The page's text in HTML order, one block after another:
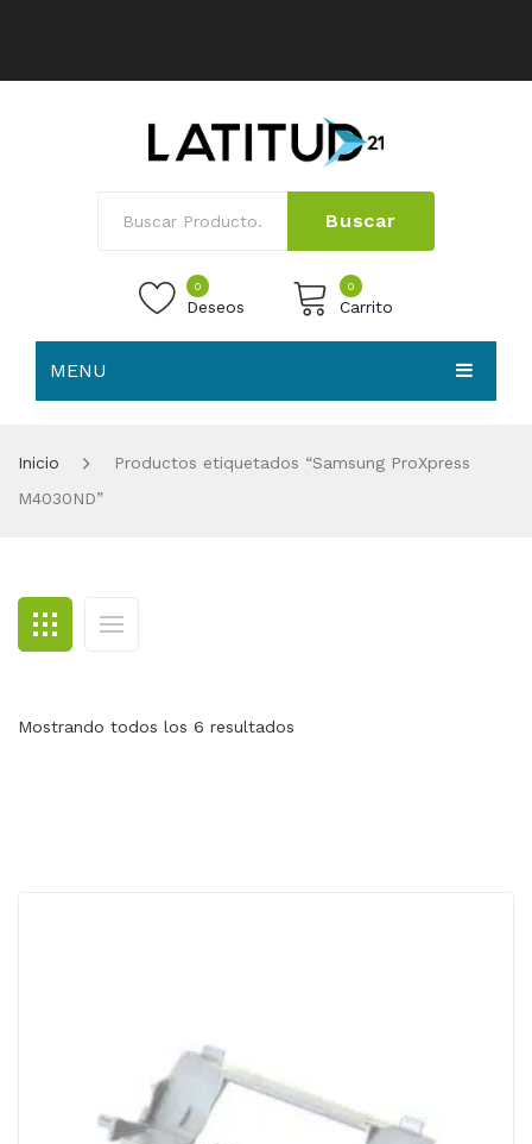
Buscar
0
Deseos
0
Carrito
MENU
CONTACTO
Inicio
Productos etiquetados “Samsung ProXpress
M4030ND”
Mostrando todos los 6 resultados